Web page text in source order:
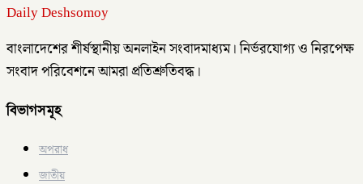
Daily Deshsomoy
বাংলাদেশের শীর্ষস্থানীয় অনলাইন সংবাদমাধ্যম। নির্ভরযোগ্য ও নিরপেক্ষ
সংবাদ পরিবেশনে আমরা প্রতিশ্রুতিবদ্ধ।
বিভাগসমূহ
অপরাধ
জাতীয়